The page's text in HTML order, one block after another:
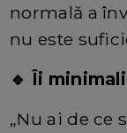
normală a
nu este
🔹 Îi
„Nu ai de ce